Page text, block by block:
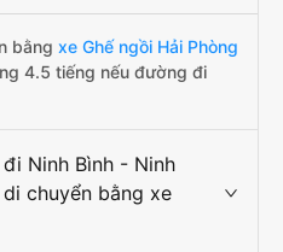
bằng xe Ghế ngồi Hải Phòng
4.5 tiếng nếu đường đi
Ninh Bình - Ninh
chuyển bằng xe